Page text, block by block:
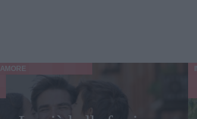
AMORE